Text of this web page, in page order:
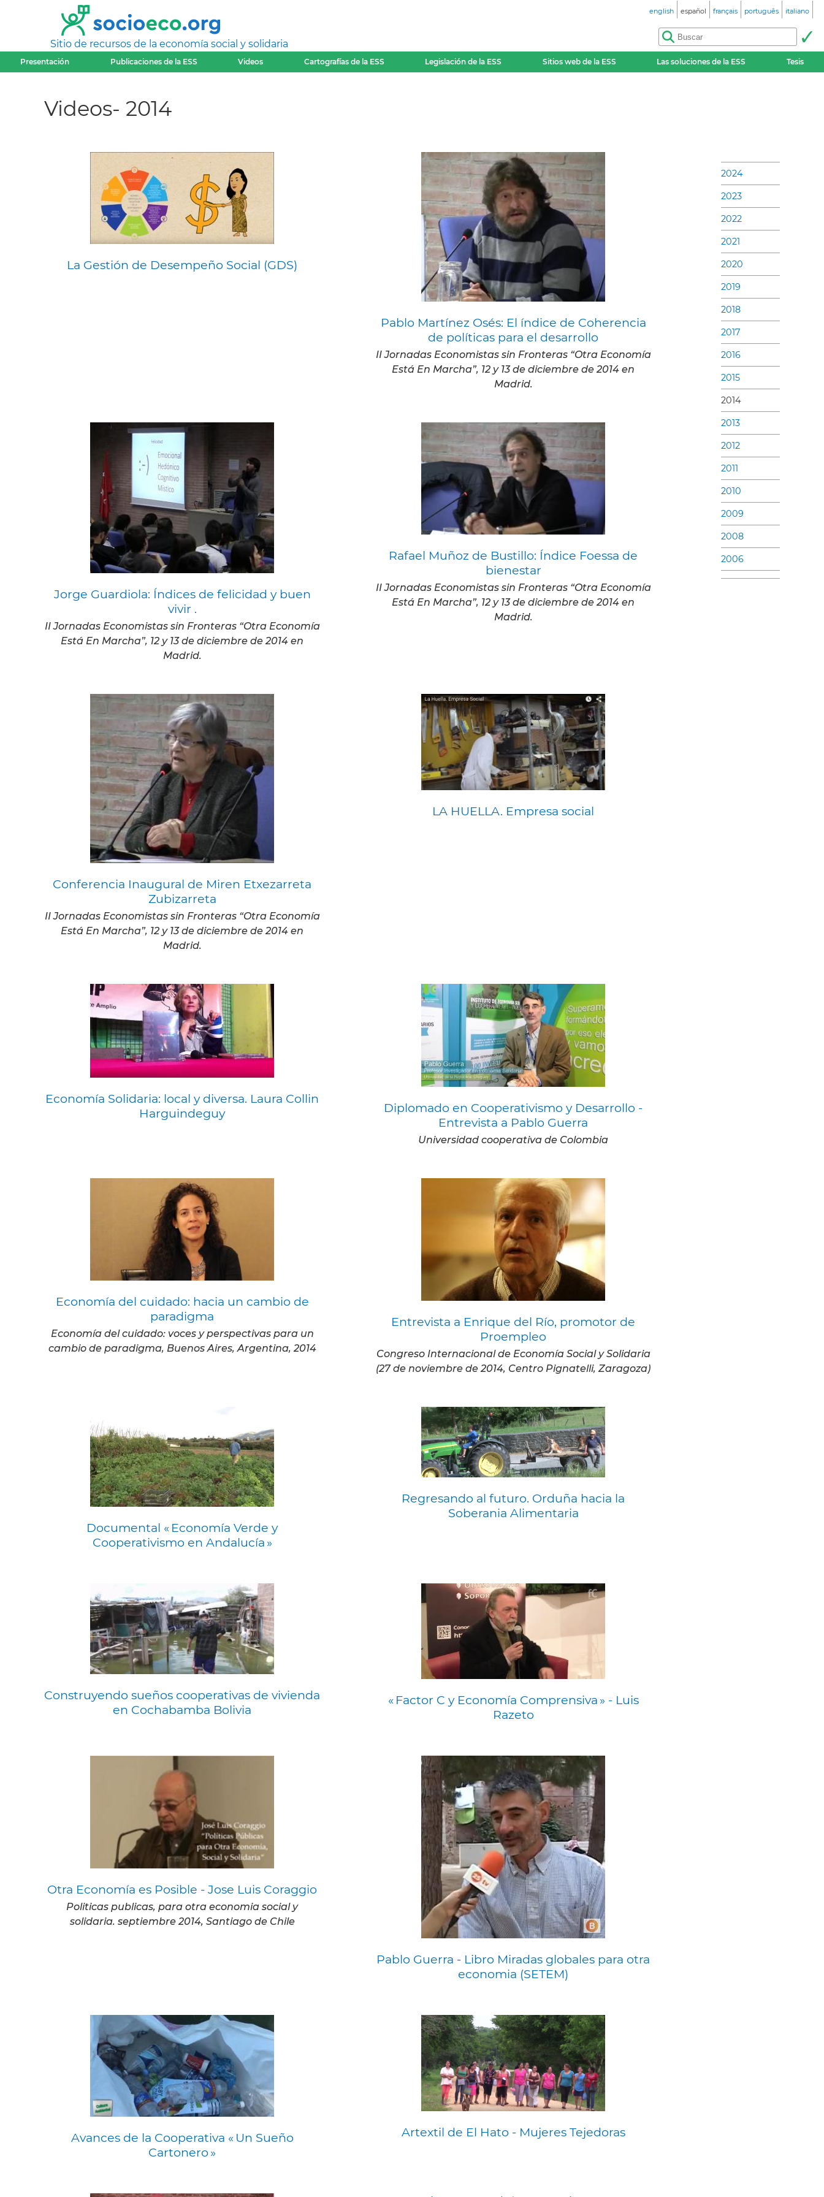
Sitio de recursos de la economía social y solidaria
english español français português italiano
Presentación Publicaciones de la ESS Videos Cartografías de la ESS Legislación de la ESS Sitios web de la ESS Las soluciones de la ESS Tesis
Videos- 2014
2024
2023
2022
2021
2020
2019
2018
2017
2016
2015
2014
2013
2012
2011
2010
2009
2008
2006
La Gestión de Desempeño Social (GDS)
Pablo Martínez Osés: El índice de Coherencia
de políticas para el desarrollo
II Jornadas Economistas sin Fronteras “Otra Economía
Está En Marcha”, 12 y 13 de diciembre de 2014 en
Madrid.
Jorge Guardiola: Índices de felicidad y buen
vivir .
II Jornadas Economistas sin Fronteras “Otra Economía
Está En Marcha”, 12 y 13 de diciembre de 2014 en
Madrid.
Rafael Muñoz de Bustillo: Índice Foessa de
bienestar
II Jornadas Economistas sin Fronteras “Otra Economía
Está En Marcha”, 12 y 13 de diciembre de 2014 en
Madrid.
Conferencia Inaugural de Miren Etxezarreta
Zubizarreta
II Jornadas Economistas sin Fronteras “Otra Economía
Está En Marcha”, 12 y 13 de diciembre de 2014 en
Madrid.
LA HUELLA. Empresa social
Economía Solidaria: local y diversa. Laura Collin
Harguindeguy
Diplomado en Cooperativismo y Desarrollo -
Entrevista a Pablo Guerra
Universidad cooperativa de Colombia
Economía del cuidado: hacia un cambio de
paradigma
Economía del cuidado: voces y perspectivas para un
cambio de paradigma, Buenos Aires, Argentina, 2014
Entrevista a Enrique del Río, promotor de
Proempleo
Congreso Internacional de Economía Social y Solidaria
(27 de noviembre de 2014, Centro Pignatelli, Zaragoza)
Documental « Economía Verde y
Cooperativismo en Andalucía »
Regresando al futuro. Orduña hacia la
Soberania Alimentaria
Construyendo sueños cooperativas de vivienda
en Cochabamba Bolivia
« Factor C y Economía Comprensiva » - Luis
Razeto
Otra Economía es Posible - Jose Luis Coraggio
Politicas publicas, para otra economia social y
solidaria. septiembre 2014, Santiago de Chile
Pablo Guerra - Libro Miradas globales para otra
economia (SETEM)
Avances de la Cooperativa « Un Sueño
Cartonero »
Artextil de El Hato - Mujeres Tejedoras